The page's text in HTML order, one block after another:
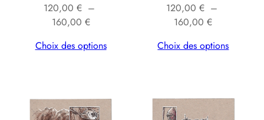
120,00€ –
160,00 €Plage
prix :
Choix des options
120,00 € –
160,00€Plage
prix :
Choix des options